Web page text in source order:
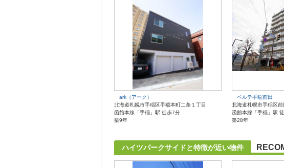
ark（アーク）
北海道札幌市手稲区手稲本町二条１丁目
函館本線「手稲」駅 徒歩7分
築9年
ベルテ手稲前田
北海道札幌市手稲区前
函館本線「手稲」駅
築28年
ハイツパークサイドと特徴が近い物件